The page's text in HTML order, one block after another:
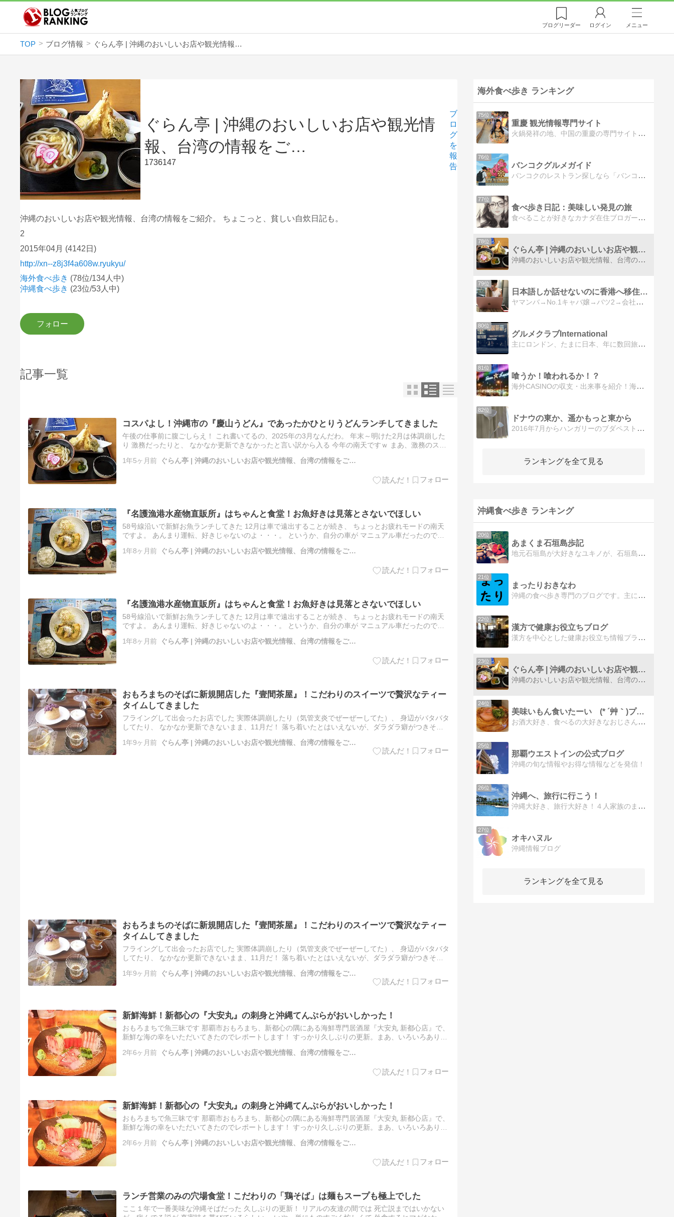
ブログリーダー ログイン メニュー
TOP ブログ情報 ぐらん亭 | 沖縄のおいしいお店や観光情報、台湾の情報をご…
ぐらん亭 | 沖縄のおいしいお店や観光情
報、台湾の情報をご…
1736147
ブ
ロ
グ
を
報
告
沖縄のおいしいお店や観光情報、台湾の情報をご紹介。 ちょこっと、貧しい自炊日記も。
2
2015年04月 (4142日)
http://xn--z8j3f4a608w.ryukyu/
海外食べ歩き (78位/134人中)
沖縄食べ歩き (23位/53人中)
記事一覧
コスパよし！沖縄市の『慶山うどん』であったかひとりうどんランチしてきました
午後の仕事前に腹ごしらえ！ これ書いてるの、2025年の3月なんだわ。 年末～明けた2月は体調崩した
り 激務だったりと、 なかなか更新できなかったと言い訳から入る 今年の南天ですｗ まあ、激務のスト
1年5ヶ月前 ぐらん亭 | 沖縄のおいしいお店や観光情報、台湾の情報をご…
『名護漁港水産物直販所』はちゃんと食堂！お魚好きは見落とさないでほしい
58号線沿いで新鮮お魚ランチしてきた 12月は車で遠出することが続き、 ちょっとお疲れモードの南天
ですよ。 あんまり運転、好きじゃないのよ・・・。 というか、自分の車が マニュアル車だったので、
1年8ヶ月前 ぐらん亭 | 沖縄のおいしいお店や観光情報、台湾の情報をご…
『名護漁港水産物直販所』はちゃんと食堂！お魚好きは見落とさないでほしい
58号線沿いで新鮮お魚ランチしてきた 12月は車で遠出することが続き、 ちょっとお疲れモードの南天
ですよ。 あんまり運転、好きじゃないのよ・・・。 というか、自分の車が マニュアル車だったので、
1年8ヶ月前 ぐらん亭 | 沖縄のおいしいお店や観光情報、台湾の情報をご…
おもろまちのそばに新規開店した『壹間茶屋』！こだわりのスイーツで贅沢なティー
タイムしてきました
フライングして出会ったお店でした 実際体調崩したり（気管支炎でぜーぜーしてた）、 身辺がバタバタ
してたり、 なかなか更新できないまま、11月だ！ 落ち着いたとはいえないが、ダラダラ癖がつきそう
1年9ヶ月前 ぐらん亭 | 沖縄のおいしいお店や観光情報、台湾の情報をご…
おもろまちのそばに新規開店した『壹間茶屋』！こだわりのスイーツで贅沢なティー
タイムしてきました
フライングして出会ったお店でした 実際体調崩したり（気管支炎でぜーぜーしてた）、 身辺がバタバタ
してたり、 なかなか更新できないまま、11月だ！ 落ち着いたとはいえないが、ダラダラ癖がつきそう
1年9ヶ月前 ぐらん亭 | 沖縄のおいしいお店や観光情報、台湾の情報をご…
新鮮海鮮！新都心の『大安丸』の刺身と沖縄てんぷらがおいしかった！
おもろまちで魚三昧です 那覇市おもろまち、新都心の隅にある海鮮専門居酒屋『大安丸 新都心店』で、
新鮮な海の幸をいただいてきたのでレポートします！ すっかり久しぶりの更新。まあ、いろいろありｗ
2年6ヶ月前 ぐらん亭 | 沖縄のおいしいお店や観光情報、台湾の情報をご…
新鮮海鮮！新都心の『大安丸』の刺身と沖縄てんぷらがおいしかった！
おもろまちで魚三昧です 那覇市おもろまち、新都心の隅にある海鮮専門居酒屋『大安丸 新都心店』で、
新鮮な海の幸をいただいてきたのでレポートします！ すっかり久しぶりの更新。まあ、いろいろありｗ
2年6ヶ月前 ぐらん亭 | 沖縄のおいしいお店や観光情報、台湾の情報をご…
ランチ営業のみの穴場食堂！こだわりの「鶏そば」は麺もスープも極上でした
ここ１年で一番美味な沖縄そばだった 久しぶりの更新！ リアルの友達の間では 死亡説まではいかない
海外食べ歩き ランキング
75位
重慶 観光情報専門サイト
火鍋発祥の地、中国の重慶の専門サイトです。本場の絶品麻辣火鍋など激辛重慶グルメの最新情報や、三国時代には蜀が栄えた重慶の深い歴史、おすすめ観光スポットなどを重慶育ちの地元っ子が紹介します！霧の都や美人の街として有名な重慶の魅力をお伝えします
76位
バンコクグルメガイド
バンコクのレストラン探しなら「バンコクグルメガイド」。在住者が自ら足を運んだ150店舗超のリアルな実食レビューを完全データベース化！便利な検索機能とAIのスマートなナビゲートで、本当に『美味しい』絶品グルメをピンポイントで導き出します。
77位
食べ歩き日記：美味しい発見の旅
食べることが好きなカナダ在住ブロガーのAmyYeがレストランで勤務する傍ら、美味しいものを求めて休日には街に繰り出しています。
78位
ぐらん亭 | 沖縄のおいしいお店や観光情報、台湾の情報をご…
沖縄のおいしいお店や観光情報、台湾の情報をご紹介。 ちょこっと、貧しい自炊日記も。
79位
日本語しか話せないのに香港へ移住してみた
ヤマンバ→No.1キャバ嬢→バツ2→会社経営→香港移住ある日突然決まった香港移住。ビビりまくりのドタバタ生活を記録します。
80位
グルメクラブInternational
主にロンドン、たまに日本、年に数回旅行先からオススメカフェやフードをわりとふざけながらダラっとレポートしています。
81位
喰うか！喰われるか！？
海外CASINOの収支・出来事を紹介！海外CASINOにおける戦況報告や様々な出来事、そしてご当地グルメも紹介します。
82位
ドナウの東か、遥かもっと東から
2016年7月からハンガリーのブダペストでの生活を開始！ こちらでの観光・グルメ情報をお届けしています。年に一度は遥かもっと東（＝東京）に戻る予定です。
ランキングを全て見る
沖縄食べ歩き ランキング
20位
あまくま石垣島歩記
地元石垣島が大好きなユキノが、石垣島の事を色々紹介したいと思って誕生したブログです
21位
まったりおきなわ
沖縄の食べ歩き専門のブログです。主に那覇を中心に本島内の飲食店を紹介しています。サラリーマンのためテイクアウトの弁当も多めで、子供と一緒に食べ歩くこともあるのでお子様向けの料理も紹介しています。
22位
漢方で健康お役立ちブログ
漢方を中心とした健康お役立ち情報プラス東京と沖縄の情報をお伝えしていきます！
23位
ぐらん亭 | 沖縄のおいしいお店や観光情報、台湾の情報をご…
沖縄のおいしいお店や観光情報、台湾の情報をご紹介。 ちょこっと、貧しい自炊日記も。
24位
美味いもん食いたーい (* ´艸｀)プププ
お酒大好き、食べるの大好きなおじさんの食べ歩き記録です。
25位
那覇ウエストインの公式ブログ
沖縄の旬な情報やお得な情報などを発信！
26位
沖縄へ、旅行に行こう！
沖縄大好き、旅行大好き！４人家族のまったり旅行記です。
27位
オキハヌル
沖縄情報ブログ
ランキングを全て見る